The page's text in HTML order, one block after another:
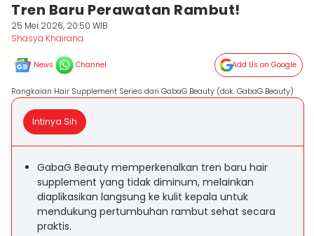
Tren Baru Perawatan Rambut!
25 Mei 2026, 20:50 WIB
Shasya Khairana
News Channel Add Us on Google
Rangkaian Hair Supplement Series dari GabaG Beauty (dok. GabaG Beauty)
Intinya Sih
GabaG Beauty memperkenalkan tren baru hair
supplement yang tidak diminum, melainkan
diaplikasikan langsung ke kulit kepala untuk
mendukung pertumbuhan rambut sehat secara
praktis.